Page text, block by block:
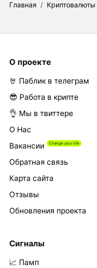
Главная / Криптовалюты
О проекте
🤘 Паблик в телеграм
😎 Работа в крипте
👌 Мы в твиттере
О Нас
Вакансии
Обратная связь
Карта сайта
Отзывы
Обновления проекта
Сигналы
📈 Памп